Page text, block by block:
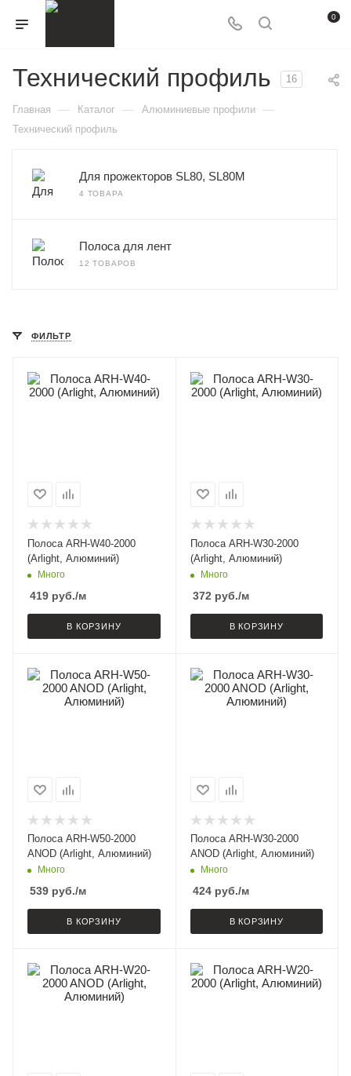
0
Технический профиль 16
Главная — Каталог — Алюминиевые профили —
Технический профиль
Для прожекторов SL80, SL80M
4 ТОВАРА
Полоса для лент
12 ТОВАРОВ
ФИЛЬТР
Полоса ARH-W40-2000
(Arlight, Алюминий)
Много
419 руб./м
В КОРЗИНУ
Полоса ARH-W30-2000
(Arlight, Алюминий)
Много
372 руб./м
В КОРЗИНУ
Полоса ARH-W50-2000
ANOD (Arlight, Алюминий)
Много
539 руб./м
В КОРЗИНУ
Полоса ARH-W30-2000
ANOD (Arlight, Алюминий)
Много
424руб./м
В КОРЗИНУ